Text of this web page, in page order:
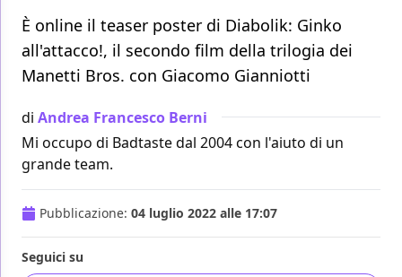
È online il teaser poster di Diabolik: Ginko
all'attacco!, il secondo film della trilogia dei
Manetti Bros. con Giacomo Gianniotti
di Andrea Francesco Berni
Mi occupo di Badtaste dal 2004 con l'aiuto di un
grande team.
Pubblicazione: 04 luglio 2022 alle 17:07
Seguici su